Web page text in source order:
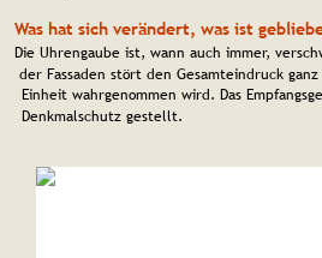
Was hat sich verändert, was ist
Die Uhrengaube ist, wann auch immer,
der Fassaden stört den Gesamteindruck
Einheit wahrgenommen wird. Das
Denkmalschutz gestellt.